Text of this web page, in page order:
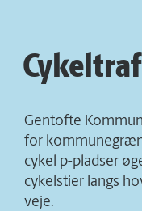
Gentofte
for
cykel p-pladser
cykelstier langs
veje.